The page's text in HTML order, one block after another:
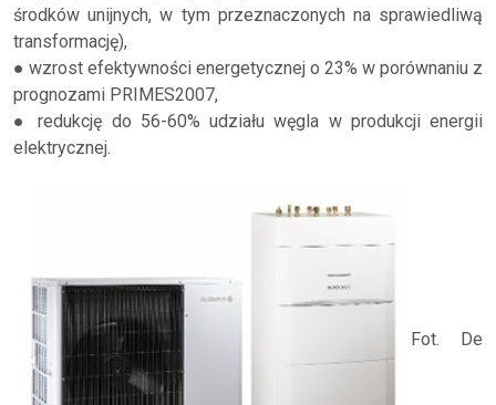
środków unijnych, w tym przeznaczonych na sprawiedliwą
transformację),
● wzrost efektywności energetycznej o 23% w porównaniu z
prognozami PRIMES2007,
● redukcję do 56-60% udziału węgla w produkcji energii
elektrycznej.
Fot. De